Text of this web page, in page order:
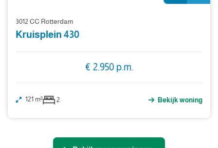
3012 CC Rotterdam
Kruisplein 430
€ 2.950 p.m.
121 m² 2 Bekijk woning